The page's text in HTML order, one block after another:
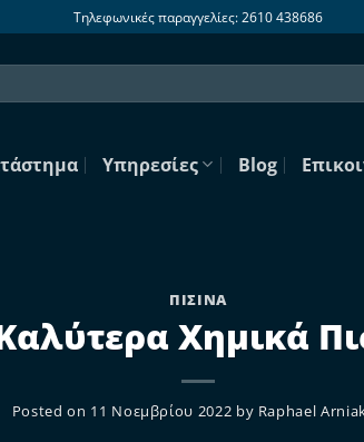
Τηλεφωνικές παραγγελίες: 2610 438686
Υπηρεσίες Blog
ΠΙΣΊΝΑ
Χημικά
Posted on 11 Νοεμβρίου 2022 by Raphael